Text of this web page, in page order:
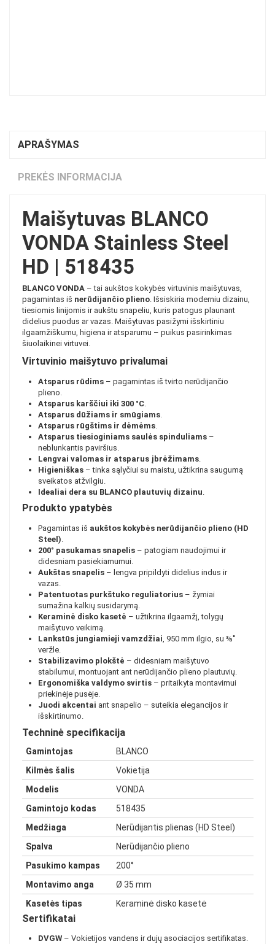
APRAŠYMAS
PREKĖS INFORMACIJA
Maišytuvas BLANCO
VONDA Stainless Steel
HD | 518435
BLANCO VONDA– tai aukštos kokybės virtuvinis maišytuvas,
pagamintas iš nerūdijančio plieno. Išsiskiria moderniu dizainu,
tiesiomis linijomis ir aukštu snapeliu, kuris patogus plaunant
didelius puodus ar vazas. Maišytuvas pasižymi išskirtiniu
ilgaamžiškumu, higiena ir atsparumu – puikus pasirinkimas
šiuolaikinei virtuvei.
Virtuvinio maišytuvo privalumai
Atsparus rūdims– pagamintas iš tvirto nerūdijančio
plieno.
Atsparus karščiui iki 300 °C.
Atsparus dūžiams ir smūgiams.
Atsparus rūgštims ir dėmėms.
Atsparus tiesioginiams saulės spinduliams–
neblunkantis paviršius.
Lengvai valomas ir atsparus įbrėžimams.
Higieniškas– tinka sąlyčiui su maistu, užtikrina saugumą
sveikatos atžvilgiu.
Idealiai dera su BLANCO plautuvių dizainu
Produkto ypatybės
Pagamintas iš aukštos kokybės nerūdijančio plieno (HD
Steel)
200° pasukamas snapelis– patogiam naudojimui ir
didesniam pasiekiamumui.
Aukštas snapelis– lengva pripildyti didelius indus ir
vazas.
Patentuotas purkštuko reguliatorius– žymiai
sumažina kalkių susidarymą.
Keraminė disko kasetė – užtikrina ilgaamžį, tolygų
maišytuvo veikimą.
Lankstūs jungiamieji vamzdžiai , 950 mm ilgio, su ⅜''
veržle.
Stabilizavimo plokštė – didesniam maišytuvo
stabilumui, montuojant ant nerūdijančio plieno plautuvių.
Ergonomiška valdymo svirtis– pritaikyta montavimui
priekinėje pusėje.
Juodi akcentai ant snapelio – suteikia elegancijos ir
išskirtinumo.
Techninė specifikacija
Gamintojas
BLANCO
Kilmės šalis
Vokietija
Modelis
VONDA
Gamintojo kodas
518435
Medžiaga
Nerūdijantis plienas (HD Steel)
Spalva
Nerūdijančio plieno
Pasukimo kampas
200°
Montavimo anga
Ø 35 mm
Kasetės tipas
Keraminė disko kasetė
Sertifikatai
DVGW– Vokietijos vandens ir dujų asociacijos sertifikatas.